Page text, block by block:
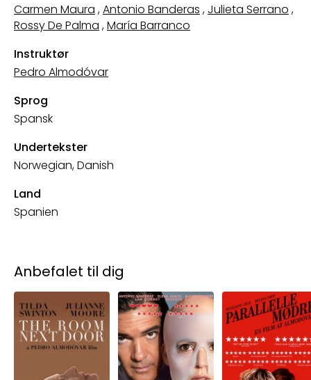
Carmen Maura ,Antonio Banderas , Julieta Serrano ,
Rossy De Palma ,María Barranco
Instruktør
Pedro Almodóvar
Sprog
Spansk
Undertekster
Norwegian, Danish
Land
Spanien
Anbefalet til dig